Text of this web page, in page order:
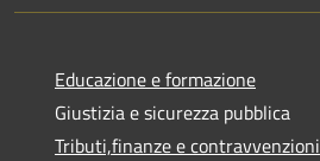
Educazione e formazione
Giustizia e sicurezza pubblica
Tributi,finanze e contravvenzioni